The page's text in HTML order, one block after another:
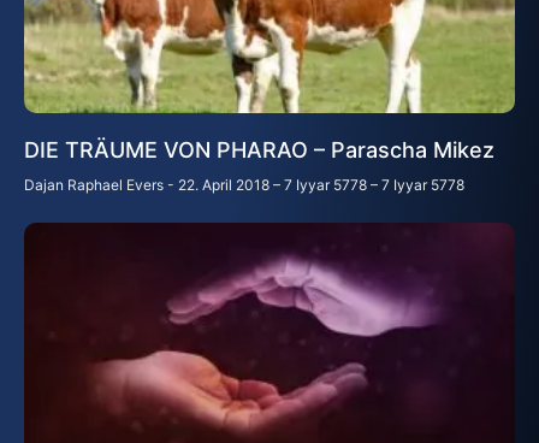
DIE TRÄUME VON PHARAO – Parascha Mikez
Dajan Raphael Evers 22. April 2018 – 7 Iyyar 5778 – 7 Iyyar 5778